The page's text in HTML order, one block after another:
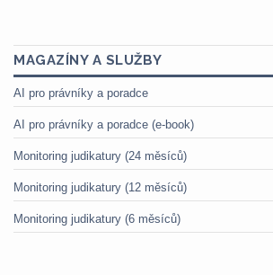
MAGAZÍNY A SLUŽBY
AI pro právníky a poradce
AI pro právníky a poradce (e-book)
Monitoring judikatury (24 měsíců)
Monitoring judikatury (12 měsíců)
Monitoring judikatury (6 měsíců)